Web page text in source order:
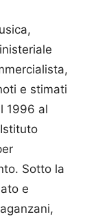
e stimati
1996 al
Sotto la
e